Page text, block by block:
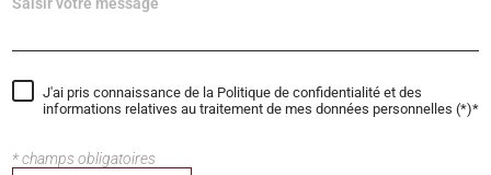
J'ai pris connaissance de la Politique de confidentialité et des
informations relatives au traitement de mes données personnelles (*)*
* champs obligatoires